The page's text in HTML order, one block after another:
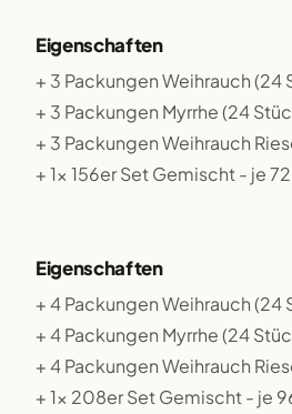
Eigenschaften
+ 3 Packungen Weihrauch
+ 3 Packungen Myrrhe (24
+ 3 Packungen Weihrauch
+ 1x 156er Set Gemischt - je
Eigenschaften
+ 4 Packungen Weihrauch
+ 4 Packungen Myrrhe (24
+ 4 Packungen Weihrauch
+ 1x 208er Set Gemischt - je